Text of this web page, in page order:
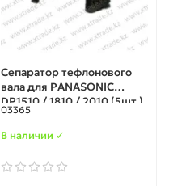
Сепаратор тефлонового
вала для PANASONIC
DP1510 / 1810 / 2010 (5шт.)
03365
В наличии ✓